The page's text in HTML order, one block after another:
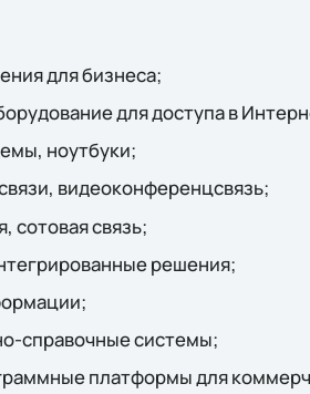
для бизнеса;
для доступа в
ноутбуки;
видеоконференцсвязь;
сотовая связь;
решения;
справочные системы;
платформы для